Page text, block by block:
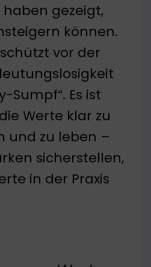
gezeigt,
können.
vor der
Sumpf“. Es ist
Werte klar zu
und zu leben –
sicherstellen,
in der Praxis